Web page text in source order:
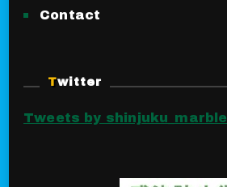
Contact
Twitter
Tweets by shinjuku_marble